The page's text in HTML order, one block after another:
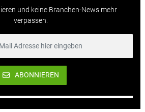
und keine Branchen-News mehr
verpassen.
ABONNIEREN